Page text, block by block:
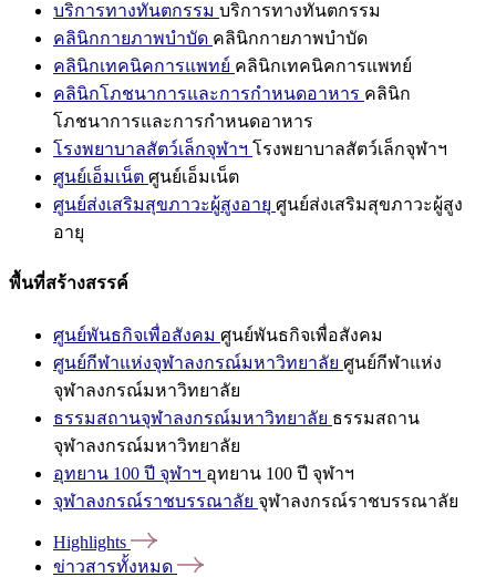
บริการทางทันตกรรม บริการทางทันตกรรม
คลินิกกายภาพบำบัด คลินิกกายภาพบำบัด
คลินิกเทคนิคการแพทย์ คลินิกเทคนิคการแพทย์
คลินิกโภชนาการและการกำหนดอาหาร คลินิก
โภชนาการและการกำหนดอาหาร
โรงพยาบาลสัตว์เล็กจุฬาฯ โรงพยาบาลสัตว์เล็กจุฬาฯ
ศูนย์เอ็มเน็ต ศูนย์เอ็มเน็ต
ศูนย์ส่งเสริมสุขภาวะผู้สูงอายุ ศูนย์ส่งเสริมสุขภาวะผู้สูง
อายุ
พื้นที่สร้างสรรค์
ศูนย์พันธกิจเพื่อสังคม ศูนย์พันธกิจเพื่อสังคม
ศูนย์กีฬาแห่งจุฬาลงกรณ์มหาวิทยาลัย ศูนย์กีฬาแห่ง
จุฬาลงกรณ์มหาวิทยาลัย
ธรรมสถานจุฬาลงกรณ์มหาวิทยาลัย ธรรมสถาน
จุฬาลงกรณ์มหาวิทยาลัย
อุทยาน 100 ปี จุฬาฯ อุทยาน 100 ปี จุฬาฯ
จุฬาลงกรณ์ราชบรรณาลัย จุฬาลงกรณ์ราชบรรณาลัย
Highlights
ข่าวสารทั้งหมด